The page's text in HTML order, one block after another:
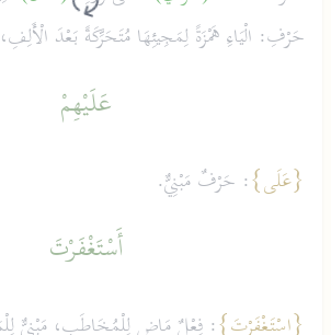
حَرْفِ: الْيَاءِ هَمْزَةً لِمَجِيئِهَا مُتَحَرِّكَةً بَعْدَ
عَلَيْهِمْ
{عَلَى}: حَرْفٌ مَبْنِيٌّ.
أَسْتَغْفَرْتَ
{اسْتَغْفَرْتَ}: فِعْلٌ مَاضٍ لِلْمُخَاطَبِ، مَبْنِيٌّ